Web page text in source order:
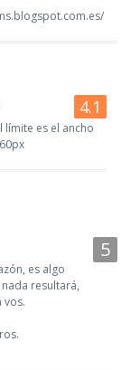
es el ancho
es algo
resultará,
vos.